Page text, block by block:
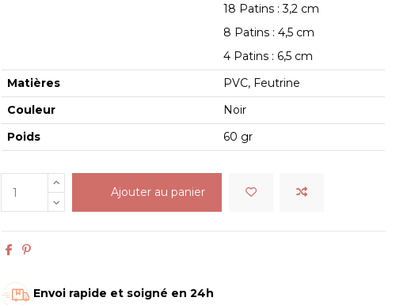
18 Patins : 3,2 cm
8 Patins : 4,5 cm
4 Patins : 6,5 cm
Matières
PVC, Feutrine
Couleur
Noir
Poids
60 gr
Ajouter au panier
Envoi rapide et soigné en 24h